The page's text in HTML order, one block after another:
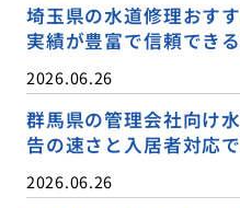
埼玉県の水道修理おす
実績が豊富で信頼でき
2026.06.26
群馬県の管理会社向け
告の速さと入居者対応
2026.06.26